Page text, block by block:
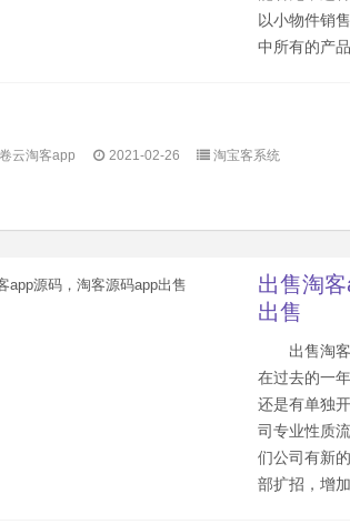
以小物件销
中所有的产
云淘客app 2021-02-26 淘宝客系统
出售淘
出售
出售淘客
在过去的一
还是有单独
司专业性质
们公司有新
部扩招，增